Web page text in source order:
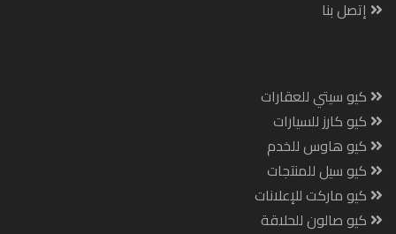
إتصل بنا
كيو سيتي للعقارات
كيو كارز للسيارات
كيو هاوس للخدم
كيو سيل للمنتجات
كيو ماركت للإعلانات
كيو صالون للحلاقة